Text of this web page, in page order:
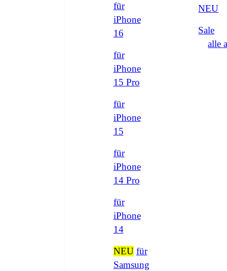
für
iPhone
16
für
iPhone
15 Pro
für
iPhone
15
für
iPhone
14 Pro
für
iPhone
14
NEU für
Samsung
NEU
Sale
alle